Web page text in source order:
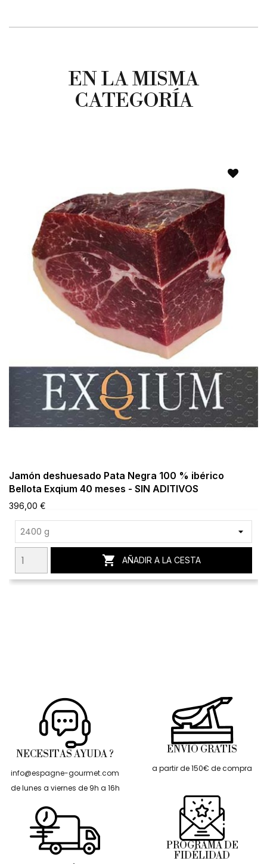
EN LA MISMA
CATEGORÍA
Jamón deshuesado Pata Negra 100 % ibérico
Bellota Exqium 40 meses - SIN ADITIVOS
396,00 €
 AÑADIR A LA CESTA
NECESITAS AYUDA ?
info@espagne-gourmet.com
de lunes a viernes de 9h a 16h
ENVÍO GRATIS
a partir de 150€ de compra
PROGRAMA DE
FIDÉLIDAD